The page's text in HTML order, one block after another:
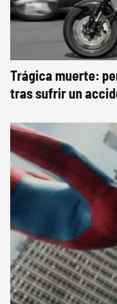
Trágica muerte:
tras sufrir un